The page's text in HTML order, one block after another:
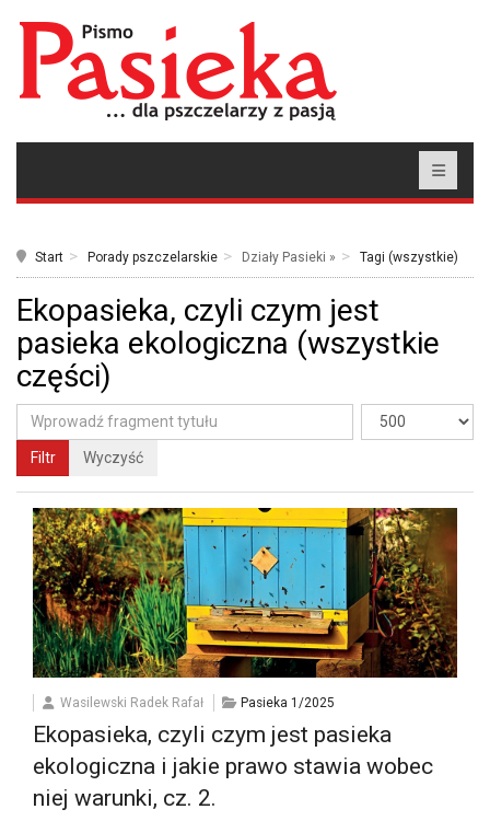
Start Porady pszczelarskie Działy Pasieki » Tagi (wszystkie)
Ekopasieka, czyli czym jest
pasieka ekologiczna (wszystkie
części)
Filtr Wyczyść
Wasilewski Radek Rafał Pasieka 1/2025
Ekopasieka, czyli czym jest pasieka
ekologiczna i jakie prawo stawia wobec
niej warunki, cz. 2.